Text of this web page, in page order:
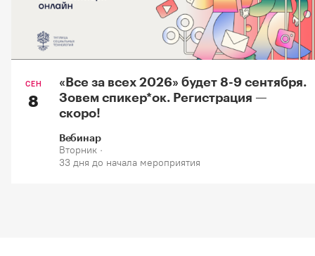
СЕН
8
«Все за всех 2026» будет 8-9 сентября.
Зовем спикер*oк. Регистрация —
скоро!
Вебинар
Вторник ·
33 дня до начала мероприятия